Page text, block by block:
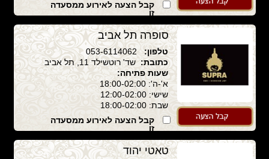
קבל הצעה לאירוע ממסעדה
זו
סופרה תל אביב
טלפון:053-6114062
כתובת: שד' רוטשילד 11, תל אביב
שעות פתיחה:
א'-ה': 18:00-02:00
שישי: 12:00-02:00
שבת: 18:00-02:00
קבל הצעה לאירוע ממסעדה
זו
טאטי יהוד